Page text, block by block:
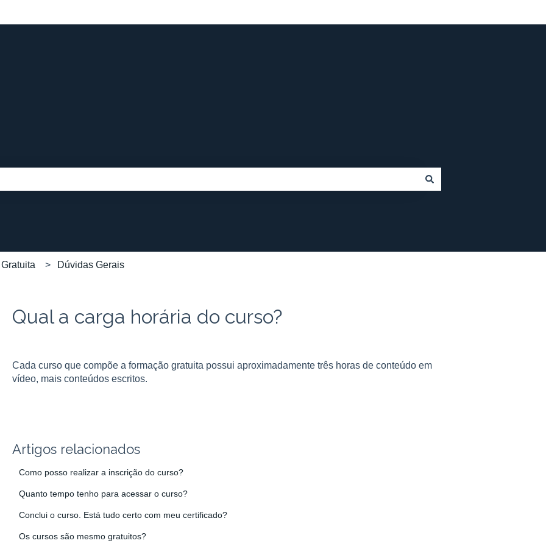
Dúvidas Gerais
Qual a carga horária do curso?
Cada curso que compõe a formação gratuita possui aproximadamente três horas de conteúdo em
vídeo, mais conteúdos escritos.
Artigos relacionados
Como posso realizar a inscrição do curso?
Quanto tempo tenho para acessar o curso?
Conclui o curso. Está tudo certo com meu certificado?
Os cursos são mesmo gratuitos?